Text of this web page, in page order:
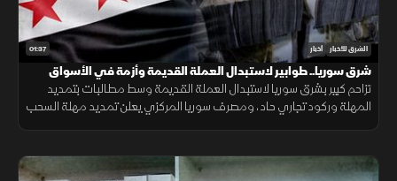
01:37 الشرق للأخبار أخبار
شرق سوريا.. طوابير لاستبدال العملة القديمة وأزمة في الأسواق
تزاحم كبير بشرق سوريا لاستبدال العملة القديمة وسط مطالبات بتمديد
المهلة وركود تجاري حاد، ومصرف سوريا المركزي يعلن تمديد مهلة السحب